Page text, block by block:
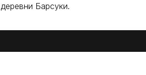
деревни Барсуки.